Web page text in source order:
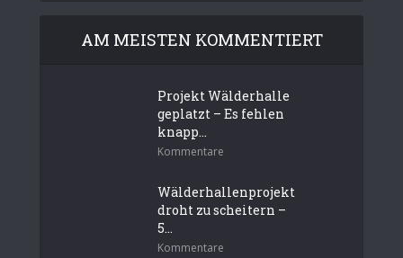
AM MEISTEN KOMMENTIERT
Projekt Wälderhalle
geplatzt – Es fehlen
knapp...
Kommentare
Wälderhallenprojekt
droht zu scheitern –
5...
Kommentare